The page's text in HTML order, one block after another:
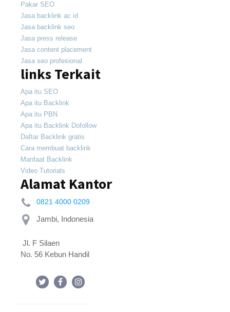
Pakar SEO
Jasa backlink ac id
Jasa backlink seo
Jasa press release
Jasa content placement
Jasa seo profesional
links Terkait
Apa itu SEO
Apa itu Backlink
Apa itu PBN
Apa itu Backlink Dofollow
Daftar Backlink gratis
Cara membuat backlink
Manfaat Backlink
Video Tutorials
Alamat Kantor
0821 4000 0209
Jl. F Silaen
No. 56 Kebun Handil